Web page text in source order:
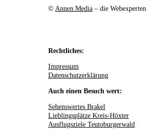
© Annen.Media – die Webexperten
Rechtliches:
Impressum
Datenschutzerklärung
Auch einen Besuch wert:
Sehenswertes Brakel
Lieblingsplätze Kreis-Höxter
Ausflugsziele Teutoburgerwald